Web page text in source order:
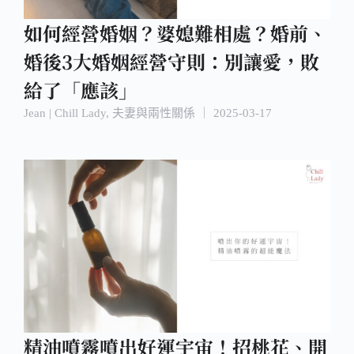
如何經營婚姻？婆媳難相處？婚前、
婚後3大婚姻經營守則：別讓愛，敗
給了「應該」
Jean | Chill Lady, 夫妻與兩性關係 2025-03-17
精油噴霧噴出好運宇宙！招桃花、開